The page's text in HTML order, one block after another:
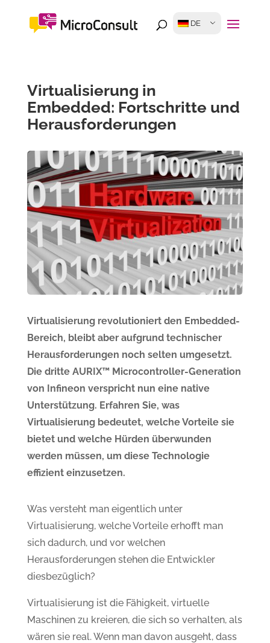
DE
Virtualisierung in
Embedded: Fortschritte und
Herausforderungen
Virtualisierung revolutioniert den Embedded-
Bereich, bleibt aber aufgrund technischer
Herausforderungen noch selten umgesetzt.
Die dritte AURIX™ Microcontroller-Generation
von Infineon verspricht nun eine native
Unterstützung. Erfahren Sie, was
Virtualisierung bedeutet, welche Vorteile sie
bietet und welche Hürden überwunden
werden müssen, um diese Technologie
effizient einzusetzen.
Was versteht man eigentlich unter
Virtualisierung, welche Vorteile erhofft man
sich dadurch, und vor welchen
Herausforderungen stehen die Entwickler
diesbezüglich?
Virtualisierung ist die Fähigkeit, virtuelle
Maschinen zu kreieren, die sich so verhalten, als
wären sie real. Wenn man davon ausgeht, dass